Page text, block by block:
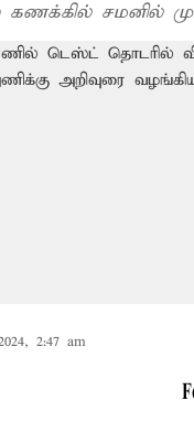
சமனில்
2:47 am